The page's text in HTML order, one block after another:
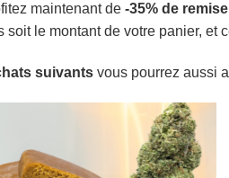
maintenant de -35% de remise
le montant de votre panier, et
suivants vous pourrez aussi